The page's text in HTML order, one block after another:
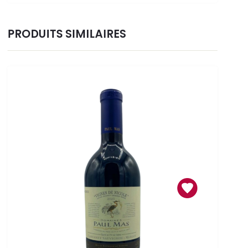
PRODUITS SIMILAIRES